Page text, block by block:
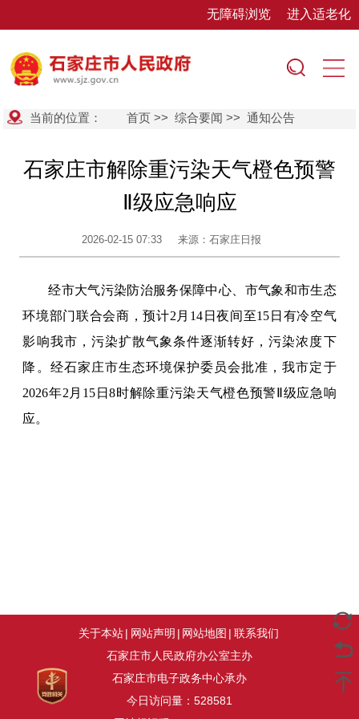
无障碍浏览 进入适老化
当前的位置： 首页 >>综合要闻 >>通知公告
石家庄市解除重污染天气橙色预警
Ⅱ级应急响应
2026-02-15 07:33 来源：石家庄日报
经市大气污染防治服务保障中心、市气象和市生态
环境部门联合会商，预计2月14日夜间至15日有冷空气
影响我市，污染扩散气象条件逐渐转好，污染浓度下
降。经石家庄市生态环境保护委员会批准，我市定于
2026年2月15日8时解除重污染天气橙色预警Ⅱ级应急响
应。
关于本站| 网站声明 | 网站地图 | 联系我们
石家庄市人民政府办公室主办
石家庄市电子政务中心承办
今日访问量： 528581